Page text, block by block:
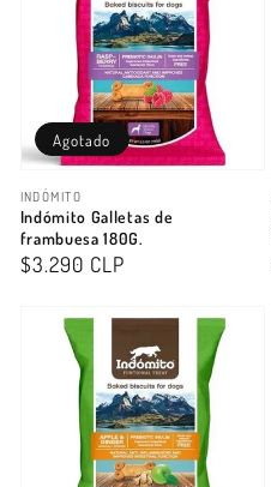
Proveedor:
INDÓMITO
Indómito Galletas de
frambuesa 180G.
Precio
$3.290 CLP
Agotado